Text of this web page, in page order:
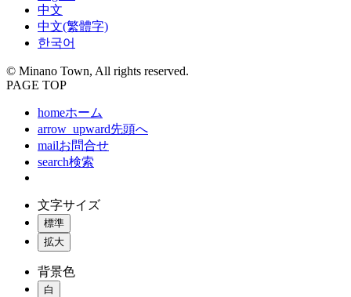
中文
中文(繁體字)
한국어
© Minano Town, All rights reserved.
PAGE TOP
homeホーム
arrow_upward先頭へ
mailお問合せ
search検索
文字サイズ
標準
拡大
背景色
白